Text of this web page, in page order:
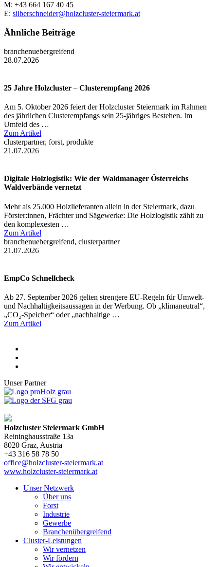
M: +43 664 167 40 45
E: silberschneider@holzcluster-steiermark.at
Ähnliche Beiträge
branchenuebergreifend
28.07.2026
25 Jahre Holzcluster – Clusterempfang 2026
Am 5. Oktober 2026 feiert der Holzcluster Steiermark im Rahmen
des jährlichen Clusterempfangs sein 25-jähriges Bestehen. Im
Umfeld des …
Zum Artikel
clusterpartner, forst, produkte
21.07.2026
Digitale Holzlogistik: Wie der Waldmanager Österreichs
Waldverbände vernetzt
Mehr als 25.000 Holzlieferanten allein in der Steiermark, dazu
Förster:innen, Frächter und Sägewerke: Die Holzlogistik zählt zu
den komplexesten …
Zum Artikel
branchenuebergreifend, clusterpartner
21.07.2026
EmpCo Schnellcheck
Ab 27. September 2026 gelten strengere EU-Regeln für Umwelt-
und Nachhaltigkeitsaussagen in der Werbung. Ob „klimaneutral“,
„CO₂-Speicher“ oder „nachhaltige …
Zum Artikel
Unser Partner
Holzcluster Steiermark GmbH
Reininghausstraße 13a
8020 Graz, Austria
+43 316 58 78 50
office@holzcluster-steiermark.at
www.holzcluster-steiermark.at
Unser Netzwerk
Über uns
Forst
Industrie
Gewerbe
Branchenübergreifend
Cluster-Leistungen
Wir vernetzen
Wir fördern